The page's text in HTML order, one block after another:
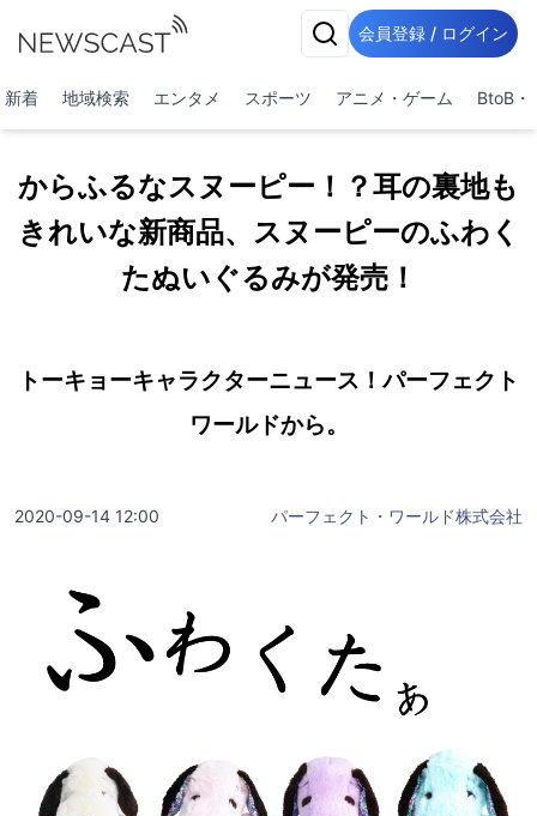
会員登録 / ログイン
新着 地域検索 エンタメ スポーツ アニメ・ゲーム BtoB・
からふるなスヌーピー！？耳の裏地も
きれいな新商品、スヌーピーのふわく
たぬいぐるみが発売！
トーキョーキャラクターニュース！パーフェクト
ワールドから。
2020-09-14 12:00 パーフェクト・ワールド株式会社